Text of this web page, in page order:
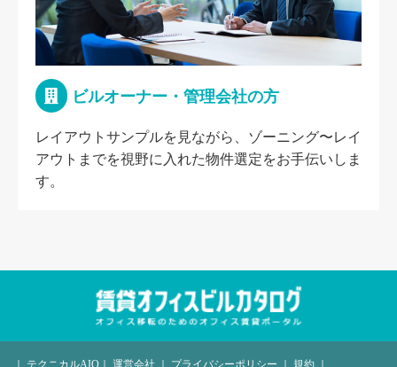
ビルオーナー・管理会社の方
レイアウトサンプルを見ながら、ゾーニング〜レイ
アウトまでを視野に入れた物件選定をお手伝いしま
す。